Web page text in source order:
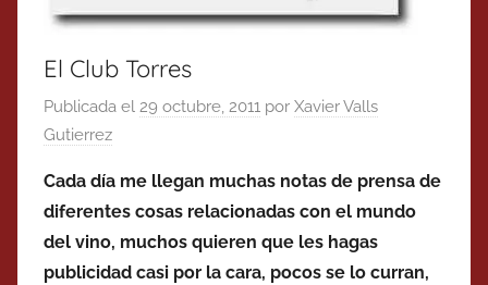
El Club Torres
Publicada el 29 octubre, 2011 por Xavier Valls
Gutierrez
Cada día me llegan muchas notas de prensa de
diferentes cosas relacionadas con el mundo
del vino, muchos quieren que les hagas
publicidad casi por la cara, pocos se lo curran,